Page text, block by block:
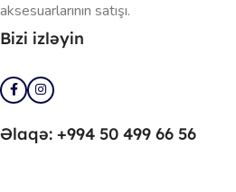
aksesuarlarının satışı.
Bizi izləyin
Əlaqə: +994 50 499 66 56